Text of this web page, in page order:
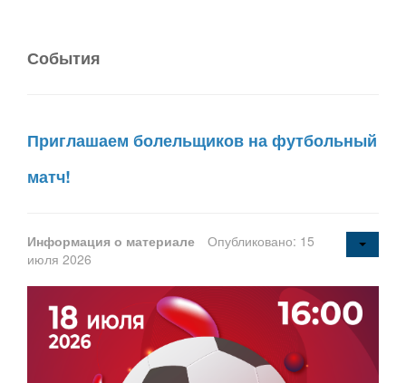
События
Приглашаем болельщиков на футбольный
матч!
Информация о материале
Опубликовано: 15
июля 2026